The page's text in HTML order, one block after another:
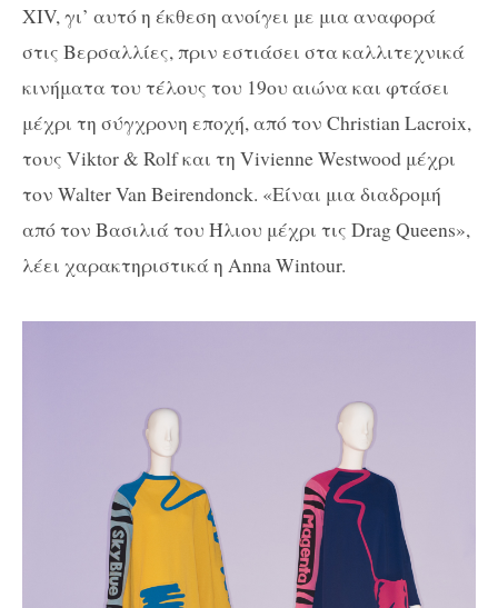
XIV, γι’ αυτό η έκθεση ανοίγει με μια αναφορά
στις Βερσαλλίες, πριν εστιάσει στα καλλιτεχνικά
κινήματα του τέλους του 19ου αιώνα και φτάσει
μέχρι τη σύγχρονη εποχή, από τον Christian Lacroix,
τους Viktor & Rolf και τη Vivienne Westwood μέχρι
τον Walter Van Beirendonck. «Είναι μια διαδρομή
από τον Βασιλιά του Ήλιου μέχρι τις Drag Queens»,
λέει χαρακτηριστικά η Anna Wintour.